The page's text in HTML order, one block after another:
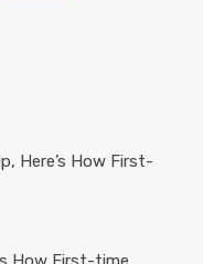
Here’s How First-